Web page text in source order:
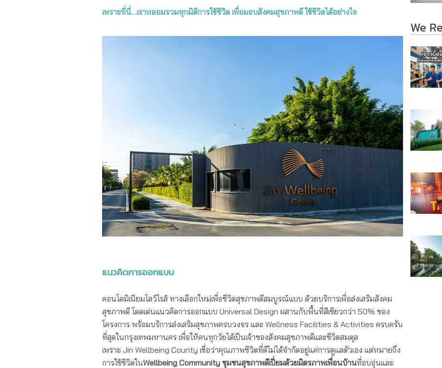
เพราะที่นี่…เราหลอมรวมทุกมิติการใช้ชีวิต เพื่อมอบสังคมสุขภาพดี ใช้ชีวิตได้อย่างใจ
แนวคิดการออกแบบ
คอนโดมิเนียมโลว์ไรส์ ทางเลือกใหม่เพื่อชีวิตสุขภาพดีสมบูรณ์แบบ ด้วยบริการเพื่อส่งเสริมสังคม
สุขภาพดี โดดเด่นแนวคิดการออกแบบ Universal Design ผสานกับพื้นที่สีเขียวกว่า 50% ของ
โครงการ พร้อมบริการส่งเสริมสุขภาพครบวงจร และ Wellness Facilities & Activities ครบครัน
ที่สุดในกรุงเทพมหานคร เพื่อให้คนทุกวัยได้เป็นเจ้าของสังคมสุขภาพดีและชีวิตสมดุล
เพราะ Jin Wellbeing County เชื่อว่าคุณภาพชีวิตที่ดีไม่ได้จำกัดอยู่แค่การดูแลตัวเอง แต่หมายถึง
การใช้ชีวิตในWellbeing Community ชุมชนสุขภาพดีเปี่ยมด้วยมิตรภาพเพื่อนบ้านที่อบอุ่นและ
We